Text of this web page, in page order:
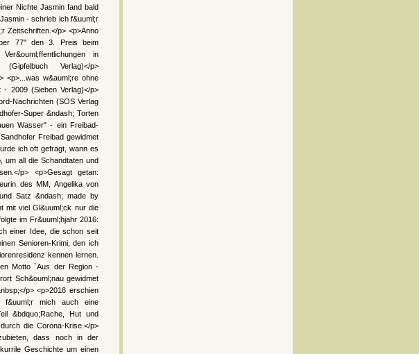
Nichte Jasmin fand bald
- schrieb ich f&uuml;r
Zeitschriften.</p> <p>Anno
77" den 3. Preis beim
in
(Gipfelbuch Verlag)</p>
<p>...was w&auml;re ohne
- 2009 (Sieben Verlag)</p>
Nachrichten (SOS Verlag
Super &ndash; Torten
Wasser" - ein Freibad-
Freibad gewidmet
ich oft gefragt, wann es
um all die Schandtaten und
p> <p>Gesagt getan:
des MM, Angelika von
Satz &ndash; made by
mit viel Gl&uuml;ck nur die
im Fr&uuml;hjahr 2016:
einer Idee, die schon seit
Senioren-Krimi, den ich
kennen lernen.
Motto `Aus der Region -
Sch&ouml;nau gewidmet
p> <p>2018 erschien
f&uuml;r mich auch eine
&bdquo;Rache, Hut und
die Corona-Krise.</p>
dass noch in der
Geschichte um einen